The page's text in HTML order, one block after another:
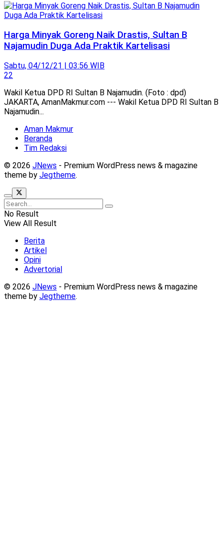
Harga Minyak Goreng Naik Drastis, Sultan B
Najamudin Duga Ada Praktik Kartelisasi
Sabtu, 04/12/21 | 03:56 WIB
22
Wakil Ketua DPD RI Sultan B Najamudin. (Foto : dpd)
JAKARTA, AmanMakmur.com --- Wakil Ketua DPD RI Sultan B
Najamudin...
Aman Makmur
Beranda
Tim Redaksi
© 2026 JNews - Premium WordPress news & magazine
theme by Jegtheme.
No Result
View All Result
Berita
Artikel
Opini
Advertorial
© 2026 JNews - Premium WordPress news & magazine
theme by Jegtheme.